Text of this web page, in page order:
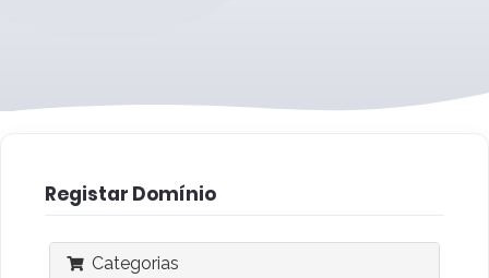
Registar Domínio
Categorias